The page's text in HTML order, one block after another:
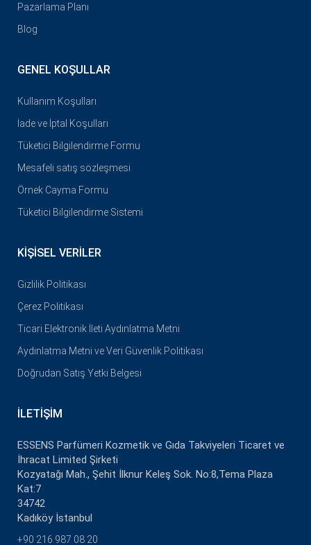
Pazarlama Planı
Blog
GENEL KOŞULLAR
Kullanım Koşulları
İade ve İptal Koşulları
Tüketici Bilgilendirme Formu
Mesafeli satış sözleşmesi
Örnek Cayma Formu
Tüketici Bilgilendirme Sistemi
KIŞISEL VERILER
Gizlilik Politikası
Çerez Politikası
Ticari Elektronik İleti Aydınlatma Metni
Aydınlatma Metni ve Veri Güvenlik Politikası
Doğrudan Satış Yetki Belgesi
İLETIŞIM
ESSENS Parfümeri Kozmetik ve Gıda Takviyeleri Ticaret ve
İhracat Limited Şirketi
Kozyatağı Mah., Şehit İlknur Keleş Sok. No:8,Tema Plaza
Kat:7
34742
Kadıköy İstanbul
+90 216 987 08 20